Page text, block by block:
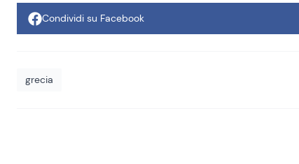
Condividi su Facebook
grecia